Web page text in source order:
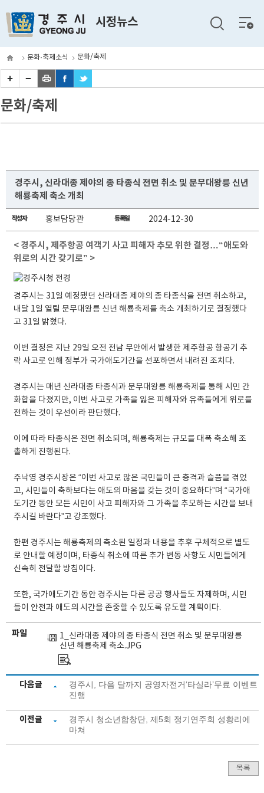
시정뉴스
전체
메뉴
문화·축제소식 문화/축제
문화/축제
경주시, 신라대종 제야의 종 타종식 전면 취소 및 문무대왕릉 신년
해룡축제 축소 개최
작성자 홍보담당관 등록일 2024-12-30
< 경주시, 제주항공 여객기 사고 피해자 추모 위한 결정…“애도와
위로의 시간 갖기로” >
경주시는 31일 예정됐던 신라대종 제야의 종 타종식을 전면 취소하고,
내달 1일 열릴 문무대왕릉 신년 해룡축제를 축소 개최하기로 결정했다
고 31일 밝혔다.
이번 결정은 지난 29일 오전 전남 무안에서 발생한 제주항공 항공기 추
락 사고로 인해 정부가 국가애도기간을 선포하면서 내려진 조치다.
경주시는 매년 신라대종 타종식과 문무대왕릉 해룡축제를 통해 시민 간
화합을 다졌지만, 이번 사고로 가족을 잃은 피해자와 유족들에게 위로를
전하는 것이 우선이라 판단했다.
이에 따라 타종식은 전면 취소되며, 해룡축제는 규모를 대폭 축소해 조
촐하게 진행된다.
주낙영 경주시장은 “이번 사고로 많은 국민들이 큰 충격과 슬픔을 겪었
고, 시민들이 축하보다는 애도의 마음을 갖는 것이 중요하다”며 “국가애
도기간 동안 모든 시민이 사고 피해자와 그 가족을 추모하는 시간을 보내
주시길 바란다”고 강조했다.
한편 경주시는 해룡축제의 축소된 일정과 내용을 추후 구체적으로 별도
로 안내할 예정이며, 타종식 취소에 따른 추가 변동 사항도 시민들에게
신속히 전달할 방침이다.
또한, 국가애도기간 동안 경주시는 다른 공공 행사들도 자제하며, 시민
들이 안전과 애도의 시간을 존중할 수 있도록 유도할 계획이다.
파일
1_신라대종 제야의 종 타종식 전면 취소 및 문무대왕릉
신년 해룡축제 축소.JPG
다음글
경주시, 다음 달까지 공영자전거‘타실라’무료 이벤트
진행
이전글
경주시 청소년합창단, 제5회 정기연주회 성황리에
마쳐
목록